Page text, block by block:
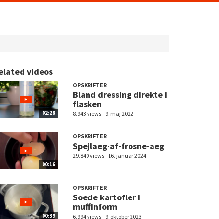
videos
02:28
OPSKRIFTER
Bland dressing direkte i
flasken
8.943 views 9. maj 2022
00:16
OPSKRIFTER
Spejlaeg-af-frosne-aeg
29.840 views 16. januar 2024
00:39
OPSKRIFTER
Soede kartofler i
muffinform
6.994 views 9. oktober 2023